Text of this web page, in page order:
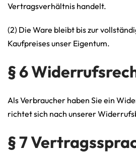
Vertragsverhältnis handelt.
(2) Die Ware bleibt bis zur
Kaufpreises unser Eigentum.
§ 6
Als Verbraucher haben Sie ein
richtet sich nach unserer
§ 7